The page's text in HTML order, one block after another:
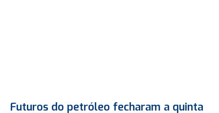
Futuros do petróleo fecharam a quinta